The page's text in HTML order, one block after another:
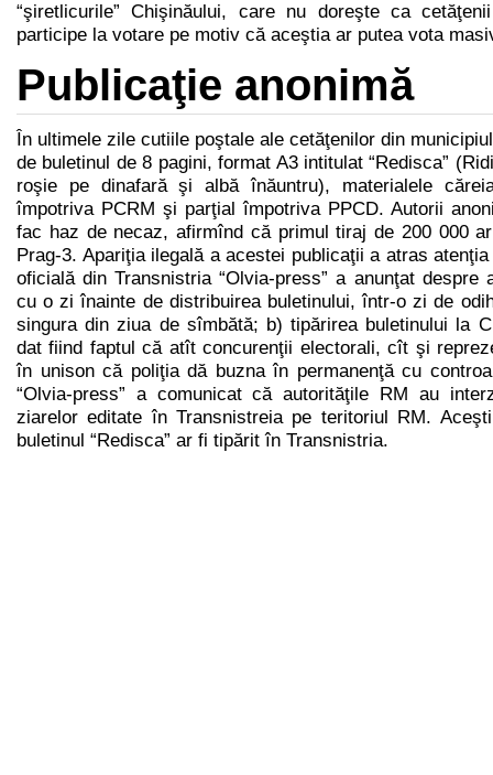
“şiretlicurile” Chişinăului, care nu doreşte ca
participe la votare pe motiv că aceştia ar putea vota
Publicaţie anonimă
În ultimele zile cutiile poştale ale cetăţenilor din
de buletinul de 8 pagini, format A3 intitulat “Redisca”
roşie pe dinafară şi albă înăuntru), materialele
împotriva PCRM şi parţial împotriva PPCD. Autorii
fac haz de necaz, afirmînd că primul tiraj de 200 000
Prag-3. Apariţia ilegală a acestei publicaţii a atras
oficială din Transnistria “Olvia-press” a anunţat despre
cu o zi înainte de distribuirea buletinului, într-o zi de
singura din ziua de sîmbătă; b) tipărirea buletinului la
dat fiind faptul că atît concurenţii electorali, cît şi
în unison că poliţia dă buzna în permanenţă cu
“Olvia-press” a comunicat că autorităţile RM au
ziarelor editate în Transnistreia pe teritoriul RM.
buletinul “Redisca” ar fi tipărit în Transnistria.